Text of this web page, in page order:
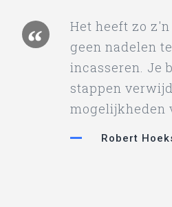
Het heeft zo
geen nadelen
incasseren. Je
stappen
mogelijkheden
Robert